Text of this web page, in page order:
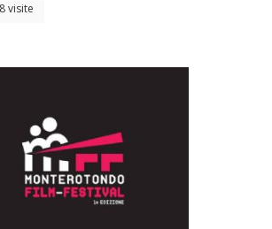
visite